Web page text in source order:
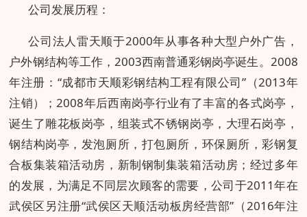
公司发展历程：
公司法人雷天顺于2000年从事各种大型户外广告，
户外钢结构等工作，2003西南普通彩钢岗亭诞生。2008
年注册：“成都市天顺彩钢结构工程有限公司”（2013年
注销）；2008年后西南岗亭行业有了丰富的各式岗亭，
诞生了雕花板岗亭，组装式不锈钢岗亭，大理石岗亭，
钢结构岗亭，发泡厕所，打包厕所，环保厕所，彩钢复
合板集装箱活动房，新制钢制集装箱活动房；经过多年
的发展，为满足不同层次顾客的需要，公司于2011年在
武侯区另注册“武侯区天顺活动板房经营部”（2016年注